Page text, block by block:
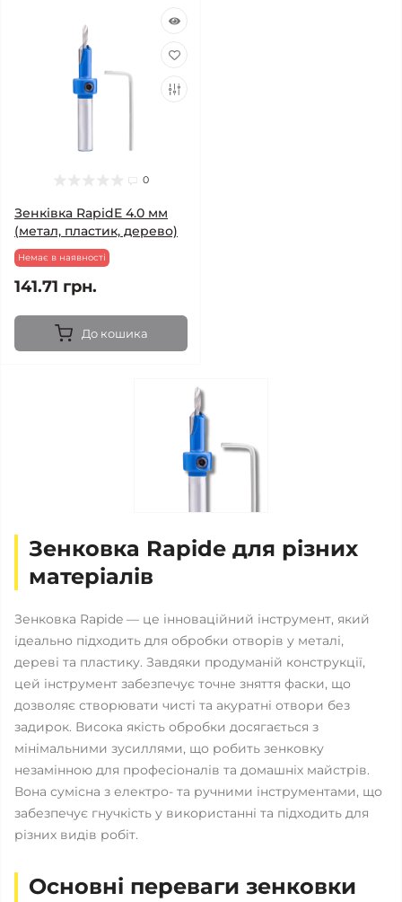
0
Зенківка RapidE 4.0 мм
(метал, пластик, дерево)
Немає в наявності
141.71 грн.
До кошика
Зенковка Rapide для різних
матеріалів
Зенковка Rapide — це інноваційний інструмент, який
ідеально підходить для обробки отворів у металі,
дереві та пластику. Завдяки продуманій конструкції,
цей інструмент забезпечує точне зняття фаски, що
дозволяє створювати чисті та акуратні отвори без
задирок. Висока якість обробки досягається з
мінімальними зусиллями, що робить зенковку
незамінною для професіоналів та домашніх майстрів.
Вона сумісна з електро- та ручними інструментами, що
забезпечує гнучкість у використанні та підходить для
різних видів робіт.
Основні переваги зенковки